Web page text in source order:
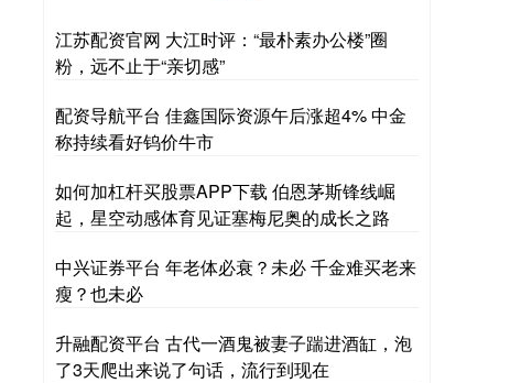
江苏配资官网 大江时评：“最朴素办公楼”圈
粉，远不止于“亲切感”
配资导航平台 佳鑫国际资源午后涨超4% 中金
称持续看好钨价牛市
如何加杠杆买股票APP下载 伯恩茅斯锋线崛
起，星空动感体育见证塞梅尼奥的成长之路
中兴证券平台 年老体必衰？未必 千金难买老来
瘦？也未必
升融配资平台 古代一酒鬼被妻子踹进酒缸，泡
了3天爬出来说了句话，流行到现在